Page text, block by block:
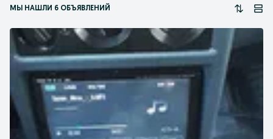
МЫ НАШЛИ 6 ОБЪЯВЛЕНИЙ